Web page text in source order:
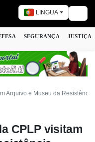
LINGUA
SEGURANÇA JUSTIÇA
Arquivo e Museu da Resistência
CPLP visitam